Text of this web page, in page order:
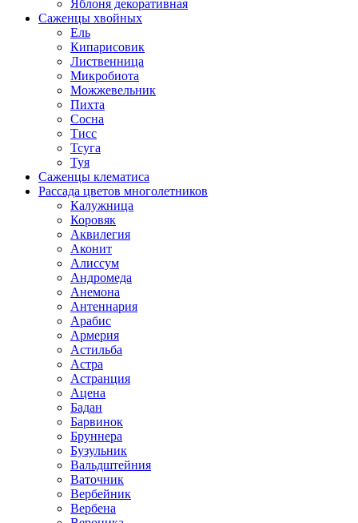
Яблоня декоративная
Саженцы хвойных
Ель
Кипарисовик
Лиственница
Микробиота
Можжевельник
Пихта
Сосна
Тисс
Тсуга
Туя
Саженцы клематиса
Рассада цветов многолетников
Калужница
Коровяк
Аквилегия
Аконит
Алиссум
Андромеда
Анемона
Антеннария
Арабис
Армерия
Астильба
Астра
Астранция
Ацена
Бадан
Барвинок
Бруннера
Бузульник
Вальдштейния
Ваточник
Вербейник
Вербена